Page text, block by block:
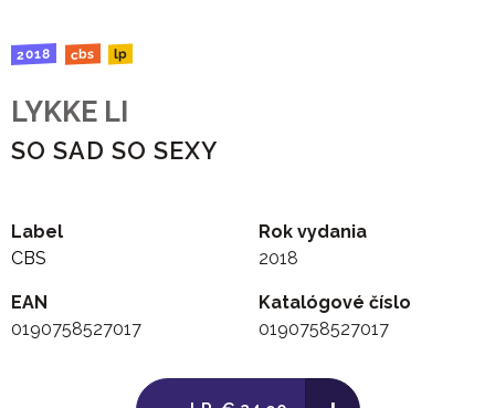
2018 cbs lp
LYKKE LI
SO SAD SO SEXY
Label
CBS
Rok vydania
2018
EAN
0190758527017
Katalógové číslo
0190758527017